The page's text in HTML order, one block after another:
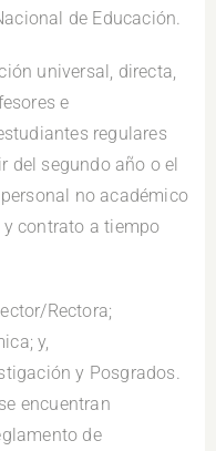
de Educación.
universal, directa,
e
regulares
del segundo año o el
no académico
contrato a tiempo
Rectora;
y,
y Posgrados.
encuentran
de